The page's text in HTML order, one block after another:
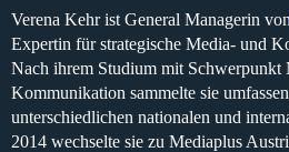
Verena Kehr ist General Managerin von
Expertin für strategische Media- und
Nach ihrem Studium mit
Kommunikation sammelte sie
unterschiedlichen nationalen und
2014 wechselte sie zu Mediaplus